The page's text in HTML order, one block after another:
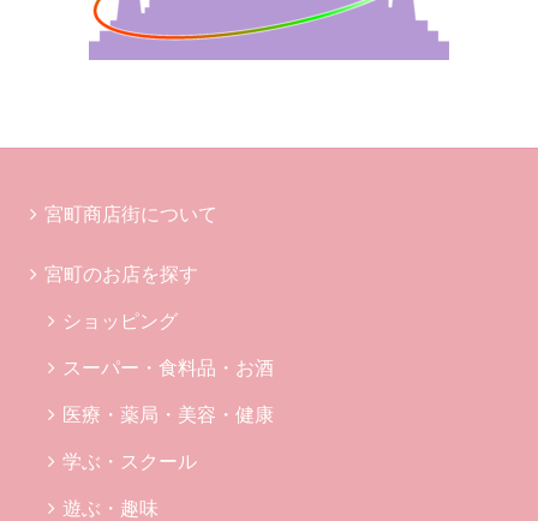
宮町商店街について
宮町のお店を探す
ショッピング
スーパー・食料品・お酒
医療・薬局・美容・健康
学ぶ・スクール
遊ぶ・趣味